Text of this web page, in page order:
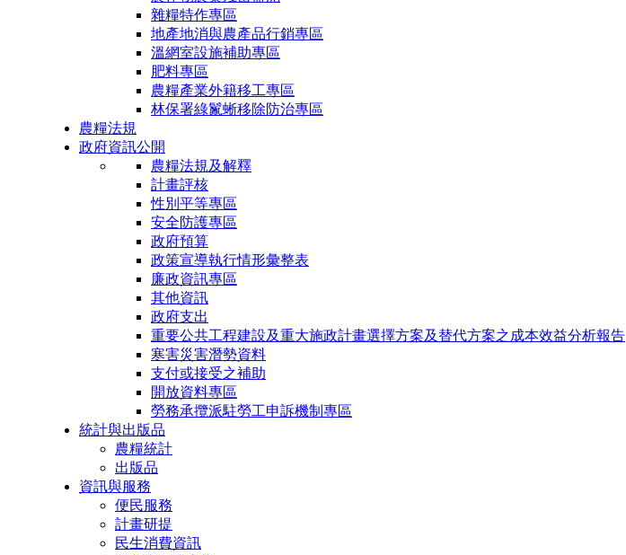
雜糧特作專區
地產地消與農產品行銷專區
溫網室設施補助專區
肥料專區
農糧產業外籍移工專區
林保署綠鬣蜥移除防治專區
農糧法規
政府資訊公開
農糧法規及解釋
計畫評核
性別平等專區
安全防護專區
政府預算
政策宣導執行情形彙整表
廉政資訊專區
其他資訊
政府支出
重要公共工程建設及重大施政計畫選擇方案及替代方案之成本效益分析報告
寒害災害潛勢資料
支付或接受之補助
開放資料專區
勞務承攬派駐勞工申訴機制專區
統計與出版品
農糧統計
出版品
資訊與服務
便民服務
計畫研提
民生消費資訊